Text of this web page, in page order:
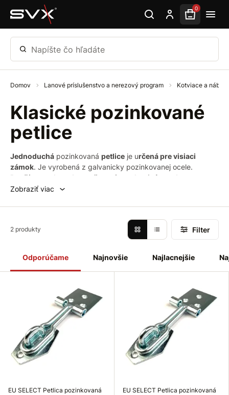
Preskočiť na hlavný obsah 0
Napíšte čo hľadáte
Domov Lanové príslušenstvo a nerezový program Kotviace a
Klasické pozinkované
petlice
Jednoduchá pozinkovaná petlice je určená pre visiaci
zámok. Je vyrobená z galvanicky pozinkovanej ocele.
Používa sa ako zabezpečovací prvok pri rôznych
jednoduchých konštrukciách
Zobraziť viac
Odporúčame Najnovšie Najlacnejšie
2 produkty Filter
EU SELECT Petlica pozinkovaná
EU SELECT Petlica pozinkovaná